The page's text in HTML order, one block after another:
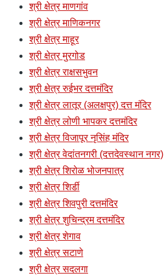
श्री क्षेत्र माणगांव
श्री क्षेत्र माणिकनगर
श्री क्षेत्र माहूर
श्री क्षेत्र मुरगोड
श्री क्षेत्र राक्षसभुवन
श्री क्षेत्र रुईभर दत्तमंदिर
श्री क्षेत्र लातूर (अलक्षपुर) दत्त मंदिर
श्री क्षेत्र लोणी भापकर दत्तमंदिर
श्री क्षेत्र विजापूर नृसिंह मंदिर
श्री क्षेत्र वेदांतनगरी (दत्तदेवस्थान नगर)
श्री क्षेत्र शिरोळ भोजनपात्र
श्री क्षेत्र शिर्डी
श्री क्षेत्र शिवपुरी दत्तमंदिर
श्री क्षेत्र शुचिन्द्रम दत्तमंदिर
श्री क्षेत्र शेगाव
श्री क्षेत्र सटाणे
श्री क्षेत्र सदलगा